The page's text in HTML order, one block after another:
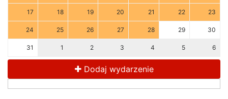
17 18 19 20 21 22 23
24 25 26 27 28 29 30
31 1 2 3 4 5 6
Dodaj wydarzenie